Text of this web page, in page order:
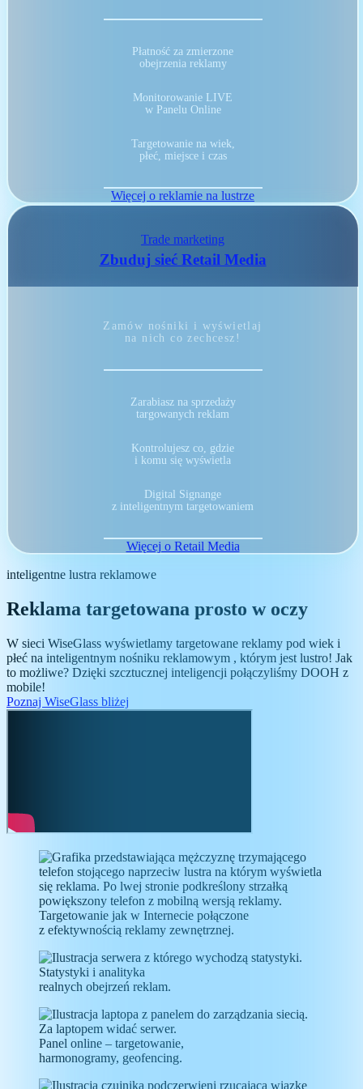
Płatność za zmierzone
obejrzenia reklamy
Monitorowanie LIVE
w Panelu Online
Targetowanie na wiek,
płeć, miejsce i czas
Więcej o reklamie na lustrze
Trade marketing
Zbuduj sieć Retail Media
Zamów nośniki i wyświetlaj
na nich co zechcesz!
Zarabiasz na sprzedaży
targowanych reklam
Kontrolujesz co, gdzie
i komu się wyświetla
Digital Signange
z inteligentnym targetowaniem
Więcej o Retail Media
inteligentne lustra reklamowe
Reklama targetowana prosto w oczy
W sieci WiseGlass wyświetlamy targetowane reklamy pod wiek i
płeć na inteligentnym nośniku reklamowym , którym jest lustro! Jak
to możliwe? Dzięki szcztucznej inteligencji połączyliśmy DOOH z
mobile!
Poznaj WiseGlass bliżej
Targetowanie jak w Internecie połączone
z efektywnością reklamy zewnętrznej.
Statystyki i analityka
realnych obejrzeń reklam.
Panel online – targetowanie,
harmonogramy, geofencing.